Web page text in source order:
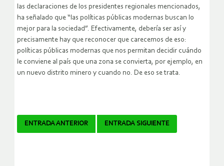
las declaraciones de los presidentes regionales mencionados,
ha señalado que “las políticas públicas modernas buscan lo
mejor para la sociedad”. Efectivamente, debería ser así y
precisamente hay que reconocer que carecemos de eso:
políticas públicas modernas que nos permitan decidir cuándo
le conviene al país que una zona se convierta, por ejemplo, en
un nuevo distrito minero y cuando no. De eso se trata.
Navegador
ENTRADA ANTERIOR ENTRADA SIGUIENTE